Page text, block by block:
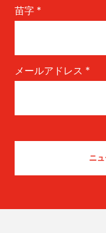
苗字 *
メールアドレス *